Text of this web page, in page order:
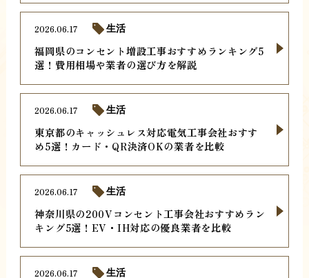
福岡県のコンセント増設工事おすすめランキング5
選！費用相場や業者の選び方を解説
2026.06.17 生活
東京都のキャッシュレス対応電気工事会社おすす
め5選！カード・QR決済OKの業者を比較
2026.06.17 生活
神奈川県の200Vコンセント工事会社おすすめラン
キング5選！EV・IH対応の優良業者を比較
2026.06.17 生活
2026.06.17 生活